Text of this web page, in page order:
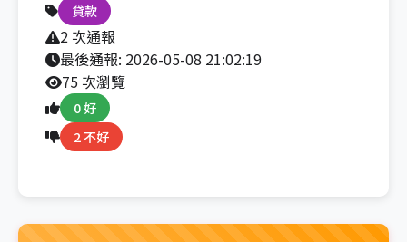
貸款
2 次通報
最後通報: 2026-05-08 21:02:19
75 次瀏覽
0 好
2 不好